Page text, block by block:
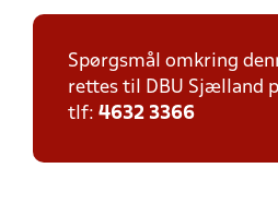
Spørgsmål omkring
rettes til DBU Sjælland
tlf: 4632 3366